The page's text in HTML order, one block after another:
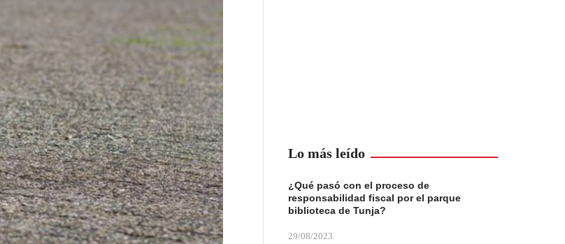
Lo más leído
¿Qué pasó con el proceso de
responsabilidad fiscal por el parque
biblioteca de Tunja?
29/08/2023